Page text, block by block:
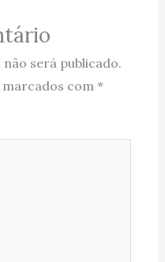
será publicado.
com *